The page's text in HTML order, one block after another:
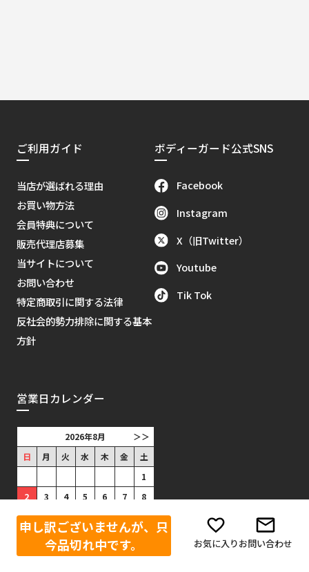
申し訳ございませんが、只
今品切れ中です。
お気に入りお問い合わせ
ご利用ガイド
当店が選ばれる理由
お買い物方法
会員特典について
販売代理店募集
当サイトについて
お問い合わせ
特定商取引に関する法律
反社会的勢力排除に関する基本
方針
ボディーガード公式SNS
Facebook
Instagram
X（旧Twitter）
Youtube
Tik Tok
営業日カレンダー
＞＞
2026年8月
日
月 火 水 木 金
土
1
2
3 4 5 6 7
8
9
10 11 12 13 14
15
16
17 18 20 21
22
23
24 25 26 27 28
29